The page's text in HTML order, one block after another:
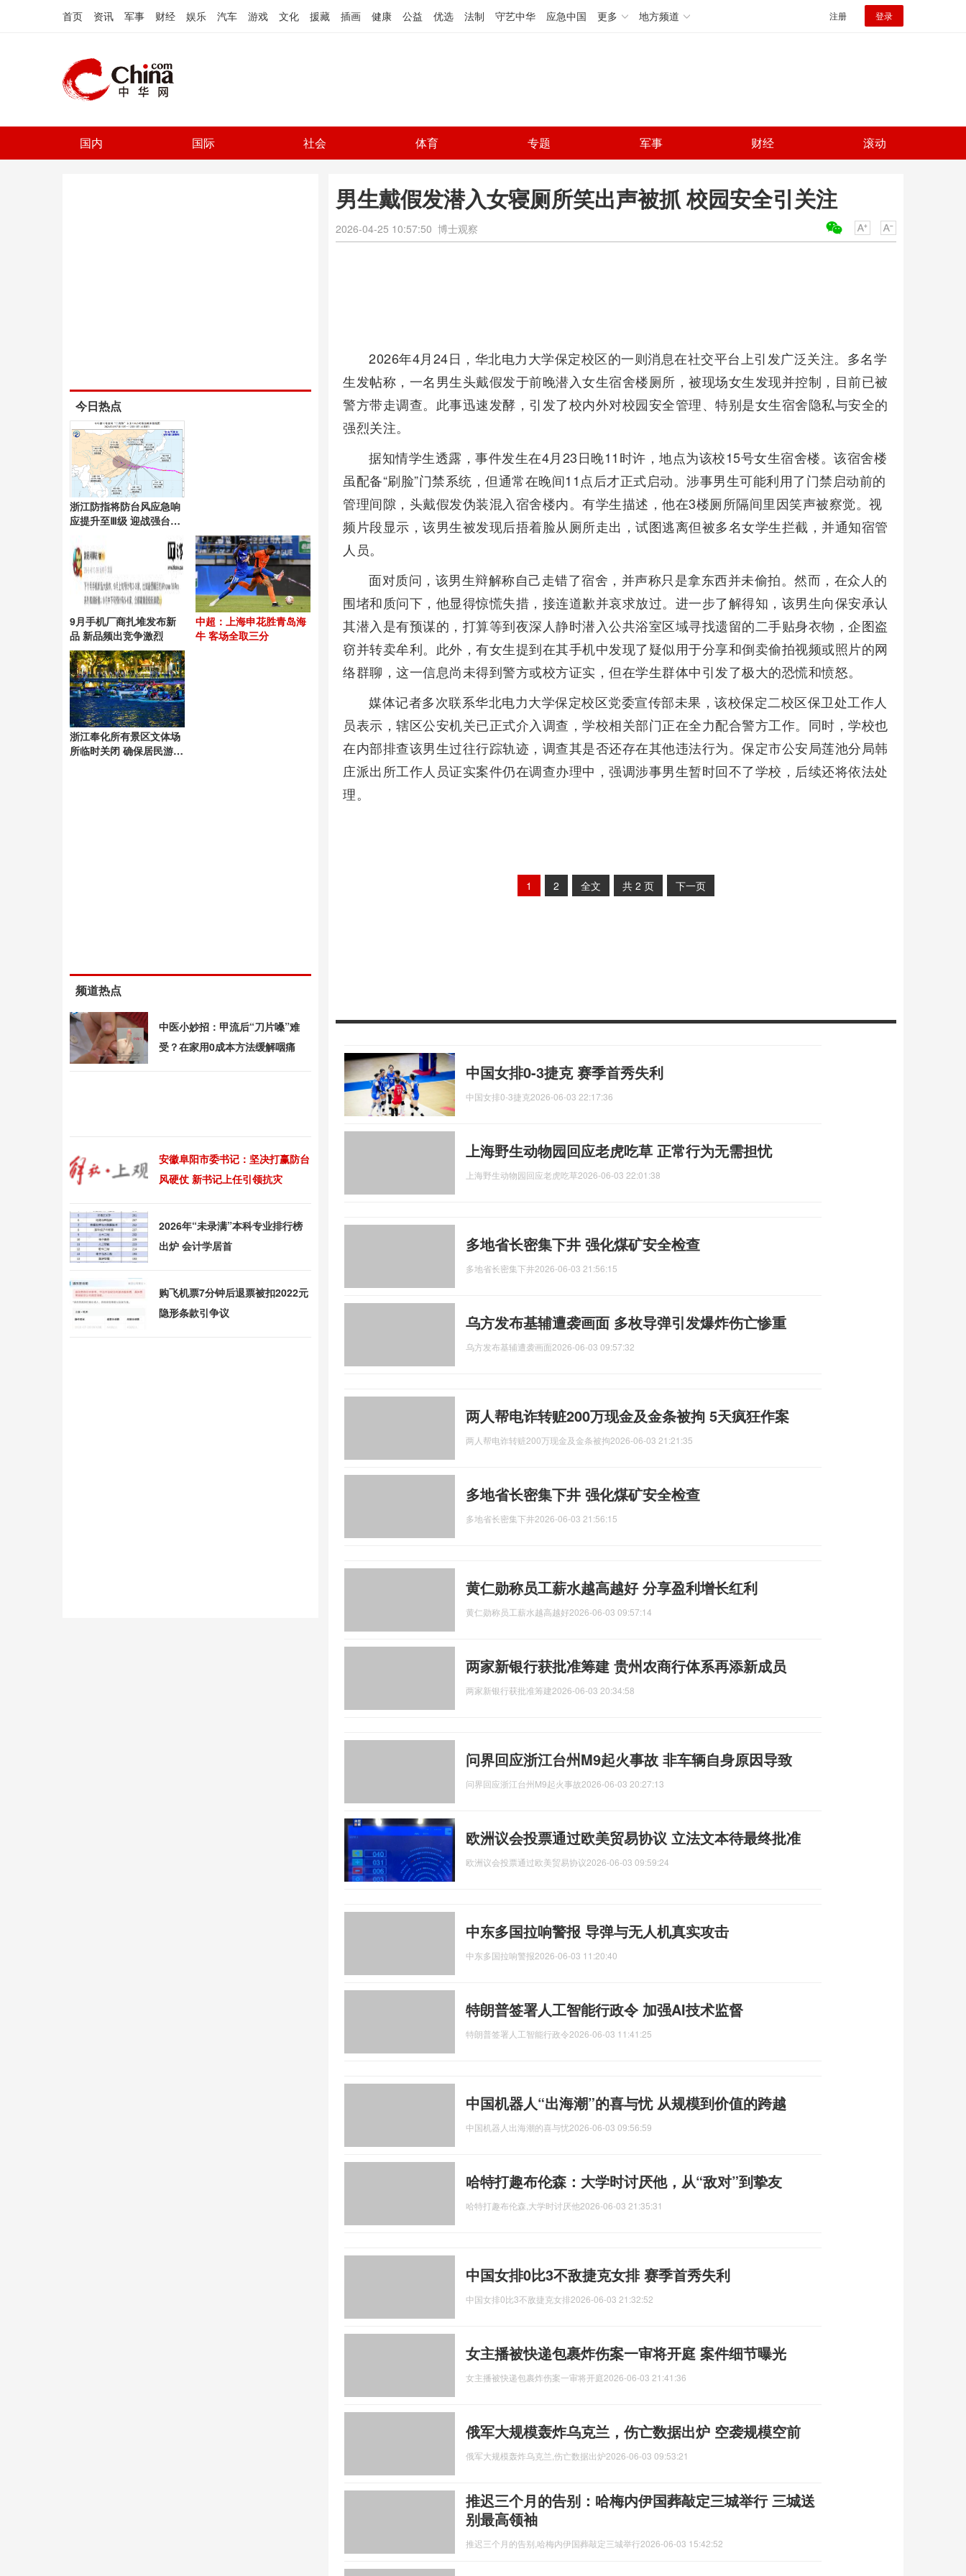
首页 资讯 军事 财经 娱乐 汽车 游戏 文化 援藏 插画 健康 公益 优选 法制 守艺中华 应急中国 更多 地方频道 注册 登录
国内 国际 社会 体育 专题 军事 财经 滚动
男生戴假发潜入女寝厕所笑出声被抓 校园安全引关注
2026-04-25 10:57:50 博士观察
2026年4月24日，华北电力大学保定校区的一则消息在社交平台上引发广泛关注。多名学
生发帖称，一名男生头戴假发于前晚潜入女生宿舍楼厕所，被现场女生发现并控制，目前已被
警方带走调查。此事迅速发酵，引发了校内外对校园安全管理、特别是女生宿舍隐私与安全的
强烈关注。
据知情学生透露，事件发生在4月23日晚11时许，地点为该校15号女生宿舍楼。该宿舍楼
虽配备“刷脸”门禁系统，但通常在晚间11点后才正式启动。涉事男生可能利用了门禁启动前的
管理间隙，头戴假发伪装混入宿舍楼内。有学生描述，他在3楼厕所隔间里因笑声被察觉。视
频片段显示，该男生被发现后捂着脸从厕所走出，试图逃离但被多名女学生拦截，并通知宿管
人员。
面对质问，该男生辩解称自己走错了宿舍，并声称只是拿东西并未偷拍。然而，在众人的
围堵和质问下，他显得惊慌失措，接连道歉并哀求放过。进一步了解得知，该男生向保安承认
其潜入是有预谋的，打算等到夜深人静时潜入公共浴室区域寻找遗留的二手贴身衣物，企图盗
窃并转卖牟利。此外，有女生提到在其手机中发现了疑似用于分享和倒卖偷拍视频或照片的网
络群聊，这一信息尚未得到警方或校方证实，但在学生群体中引发了极大的恐慌和愤怒。
媒体记者多次联系华北电力大学保定校区党委宣传部未果，该校保定二校区保卫处工作人
员表示，辖区公安机关已正式介入调查，学校相关部门正在全力配合警方工作。同时，学校也
在内部排查该男生过往行踪轨迹，调查其是否还存在其他违法行为。保定市公安局莲池分局韩
庄派出所工作人员证实案件仍在调查办理中，强调涉事男生暂时回不了学校，后续还将依法处
理。
1 2 全文 共 2 页 下一页
中国女排0-3捷克 赛季首秀失利
中国女排0-3捷克2026-06-03 22:17:36
上海野生动物园回应老虎吃草 正常行为无需担忧
上海野生动物园回应老虎吃草2026-06-03 22:01:38
多地省长密集下井 强化煤矿安全检查
多地省长密集下井2026-06-03 21:56:15
乌方发布基辅遭袭画面 多枚导弹引发爆炸伤亡惨重
乌方发布基辅遭袭画面2026-06-03 09:57:32
两人帮电诈转赃200万现金及金条被拘 5天疯狂作案
两人帮电诈转赃200万现金及金条被拘2026-06-03 21:21:35
多地省长密集下井 强化煤矿安全检查
多地省长密集下井2026-06-03 21:56:15
黄仁勋称员工薪水越高越好 分享盈利增长红利
黄仁勋称员工薪水越高越好2026-06-03 09:57:14
两家新银行获批准筹建 贵州农商行体系再添新成员
两家新银行获批准筹建2026-06-03 20:34:58
问界回应浙江台州M9起火事故 非车辆自身原因导致
问界回应浙江台州M9起火事故2026-06-03 20:27:13
欧洲议会投票通过欧美贸易协议 立法文本待最终批准
欧洲议会投票通过欧美贸易协议2026-06-03 09:59:24
中东多国拉响警报 导弹与无人机真实攻击
中东多国拉响警报2026-06-03 11:20:40
特朗普签署人工智能行政令 加强AI技术监督
特朗普签署人工智能行政令2026-06-03 11:41:25
中国机器人“出海潮”的喜与忧 从规模到价值的跨越
中国机器人出海潮的喜与忧2026-06-03 09:56:59
哈特打趣布伦森：大学时讨厌他，从“敌对”到挚友
哈特打趣布伦森,大学时讨厌他2026-06-03 21:35:31
中国女排0比3不敌捷克女排 赛季首秀失利
中国女排0比3不敌捷克女排2026-06-03 21:32:52
女主播被快递包裹炸伤案一审将开庭 案件细节曝光
女主播被快递包裹炸伤案一审将开庭2026-06-03 21:41:36
俄军大规模轰炸乌克兰，伤亡数据出炉 空袭规模空前
俄军大规模轰炸乌克兰,伤亡数据出炉2026-06-03 09:53:21
推迟三个月的告别：哈梅内伊国葬敲定三城举行 三城送
别最高领袖
推迟三个月的告别,哈梅内伊国葬敲定三城举行2026-06-03 15:42:52
今日热点
浙江防指将防台风应急响
应提升至Ⅲ级 迎战强台
9月手机厂商扎堆发布新
品 新品频出竞争激烈
中超：上海申花胜青岛海
牛 客场全取三分
浙江奉化所有景区文体场
所临时关闭 确保居民游客
频道热点
中医小妙招：甲流后“刀片嗓”难
受？在家用0成本方法缓解咽痛
安徽阜阳市委书记：坚决打赢防台
风硬仗 新书记上任引领抗灾
2026年“未录满”本科专业排行榜
出炉 会计学居首
购飞机票7分钟后退票被扣2022元
隐形条款引争议